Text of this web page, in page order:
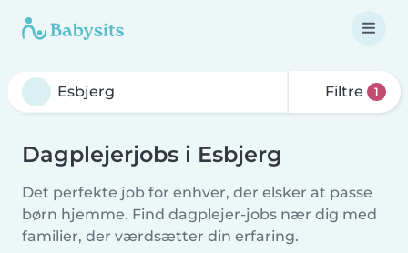
Filtre 1
Dagplejerjobs i Esbjerg
Det perfekte job for enhver, der elsker at passe
børn hjemme. Find dagplejer-jobs nær dig med
familier, der værdsætter din erfaring.